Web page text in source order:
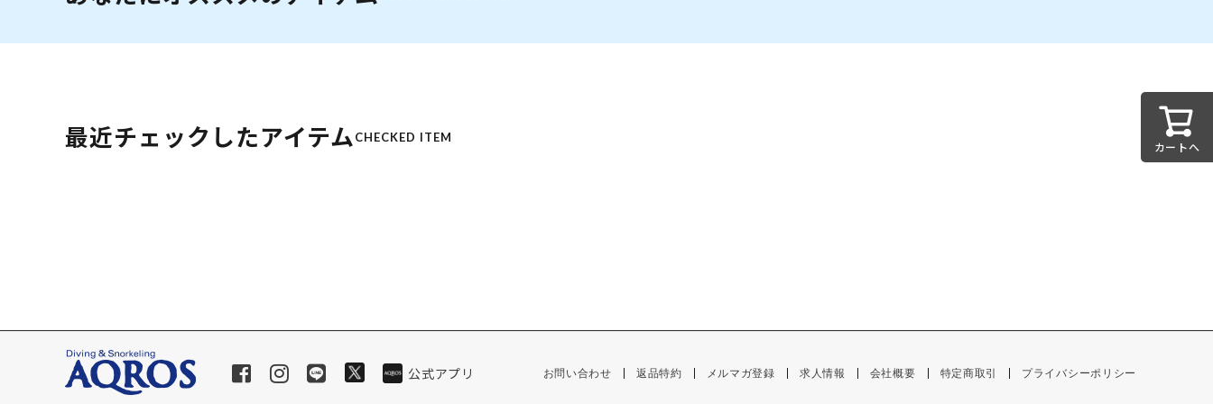
最近チェックしたアイテムCHECKED ITEM
カートへ
公式アプリ お問い合わせ 返品特約 メルマガ登録 求人情報 会社概要 特定商取引 プライバシーポリシー